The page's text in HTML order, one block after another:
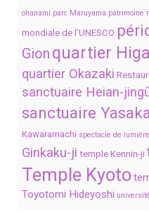
ohanami parc Maruyama patrimoine
mondiale de l’UNESCO
Gion quartier
quartier Okazaki
sanctuaire Heian-
sanctuaire
Kawaramachi spectacle de lumière
Ginkaku-ji temple Kennin-ji
Temple Kyoto
Toyotomi Hideyoshi